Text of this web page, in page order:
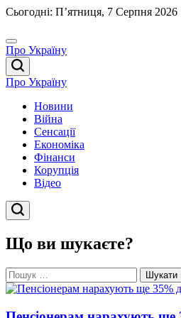
Перейти
вмісту
Сьогодні: П’ятниця, 7 Серпня 2026
Про Україну
Про Україну
Новини
Війна
Сенсації
Економіка
Фінанси
Корупція
Відео
Що ви шукаєте?
Пошук: